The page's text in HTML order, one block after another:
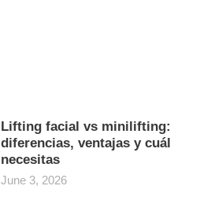
Lifting facial vs minilifting:
diferencias, ventajas y cuál
necesitas
June 3, 2026